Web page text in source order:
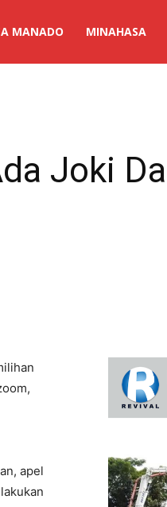
MANADO MINAHASA
Joki
apel